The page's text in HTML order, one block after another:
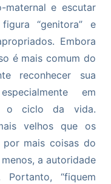
maternal e escutar
“genitora” e
Embora
é mais comum do
reconhecer sua
em
o ciclo da vida.
velhos que os
por mais coisas do
a autoridade
“fiquem